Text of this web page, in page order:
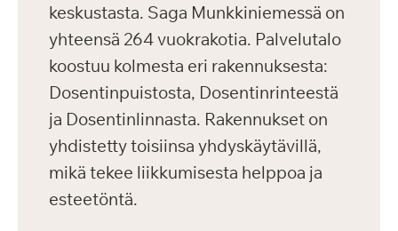
keskustasta. Saga Munkkiniemessä on
yhteensä 264 vuokrakotia. Palvelutalo
koostuu kolmesta eri rakennuksesta:
Dosentinpuistosta, Dosentinrinteestä
ja Dosentinlinnasta. Rakennukset on
yhdistetty toisiinsa yhdyskäytävillä,
mikä tekee liikkumisesta helppoa ja
esteetöntä.